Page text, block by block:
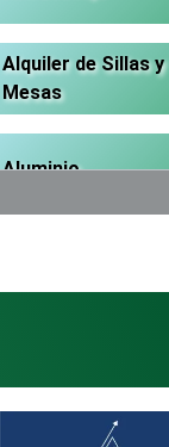
Alquiler de Sillas y
Mesas
Aluminio
Artículos de